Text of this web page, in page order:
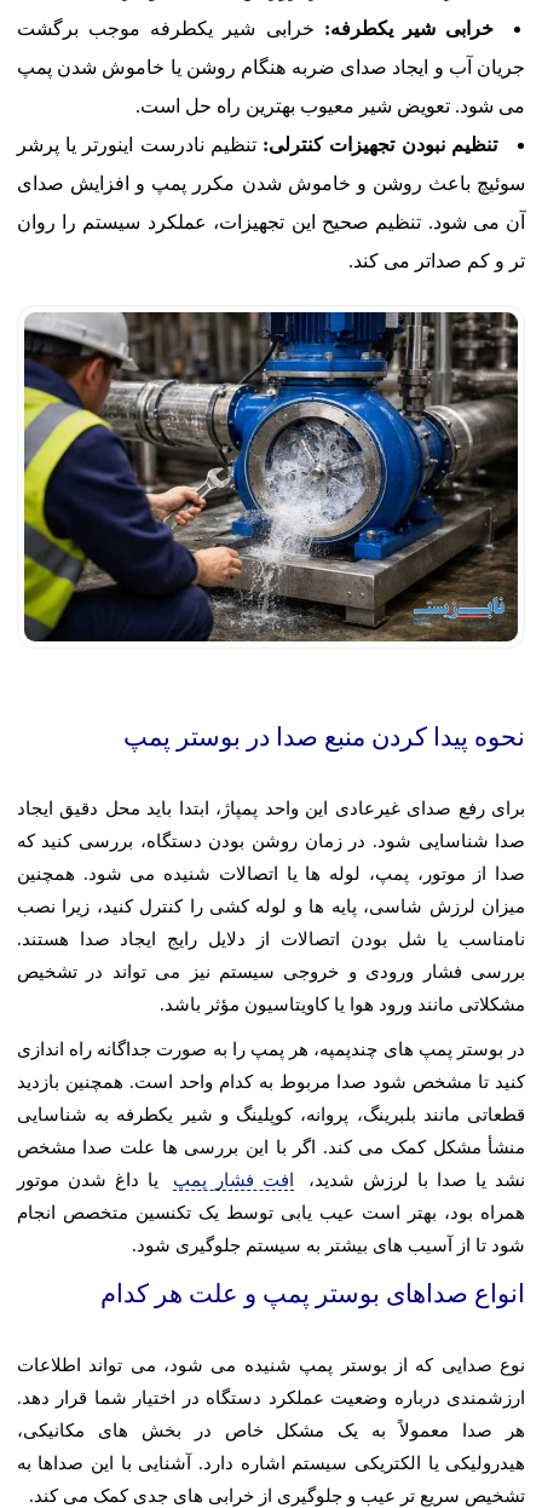
خرابی شیر یکطرفه: خرابی شیر یکطرفه موجب برگشت
جریان آب و ایجاد صدای ضربه هنگام روشن یا خاموش شدن پمپ
می شود. تعویض شیر معیوب بهترین راه حل است.
تنظیم نبودن تجهیزات کنترلی:تنظیم نادرست اینورتر یا پرشر
سوئیچ باعث روشن و خاموش شدن مکرر پمپ و افزایش صدای
آن می شود. تنظیم صحیح این تجهیزات، عملکرد سیستم را روان
تر و کم صداتر می کند.
نحوه پیدا کردن منبع صدا در بوستر پمپ
برای رفع صدای غیرعادی این واحد پمپاژ، ابتدا باید محل دقیق ایجاد
صدا شناسایی شود. در زمان روشن بودن دستگاه، بررسی کنید که
صدا از موتور، پمپ، لوله ها یا اتصالات شنیده می شود. همچنین
میزان لرزش شاسی، پایه ها و لوله کشی را کنترل کنید، زیرا نصب
نامناسب یا شل بودن اتصالات از دلایل رایج ایجاد صدا هستند.
بررسی فشار ورودی و خروجی سیستم نیز می تواند در تشخیص
مشکلاتی مانند ورود هوا یا کاویتاسیون مؤثر باشد.
در بوستر پمپ های چندپمپه، هر پمپ را به صورت جداگانه راه اندازی
کنید تا مشخص شود صدا مربوط به کدام واحد است. همچنین بازدید
قطعاتی مانند بلبرینگ، پروانه، کوپلینگ و شیر یکطرفه به شناسایی
منشأ مشکل کمک می کند. اگر با این بررسی ها علت صدا مشخص
نشد یا صدا با لرزش شدید،
افت فشار پمپ
یا داغ شدن موتور
همراه بود، بهتر است عیب یابی توسط یک تکنسین متخصص انجام
شود تا از آسیب های بیشتر به سیستم جلوگیری شود.
انواع صداهای بوستر پمپ و علت هر کدام
نوع صدایی که از بوستر پمپ شنیده می شود، می تواند اطلاعات
ارزشمندی درباره وضعیت عملکرد دستگاه در اختیار شما قرار دهد.
هر صدا معمولاً به یک مشکل خاص در بخش های مکانیکی،
هیدرولیکی یا الکتریکی سیستم اشاره دارد. آشنایی با این صداها به
تشخیص سریع تر عیب و جلوگیری از خرابی های جدی کمک می کند.